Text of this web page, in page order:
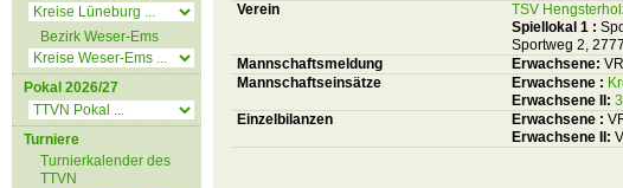
Bezirk Weser-Ems
Pokal 2026/27
Turniere
Turnierkalender des
TTVN
Verein
TSV
Spiellokal 1 :
Sportweg 2,
Mannschaftsmeldung
Erwachsene:
Mannschaftseinsätze
Erwachsene :
Erwachsene II:
Einzelbilanzen
Erwachsene :
Erwachsene II: